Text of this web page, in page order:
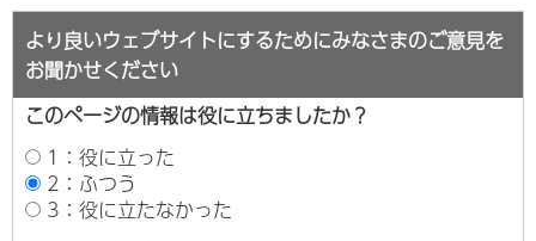
より良いウェブサイトにするためにみなさまのご意見を
お聞かせください
このページの情報は役に立ちましたか？
1：役に立った
2：ふつう
3：役に立たなかった